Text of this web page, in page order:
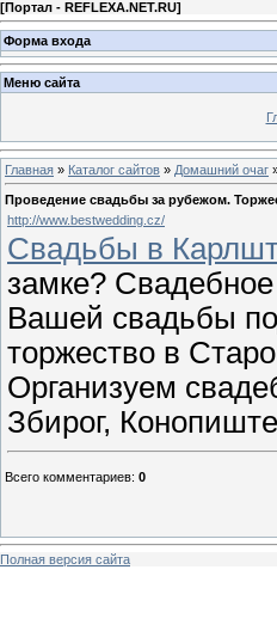
[Портал - REFLEXA.NET.RU]
Форма входа
Меню сайта
Главная » Каталог сайтов » Домашний очаг
Проведение свадьбы за рубежом.
http://www.bestwedding.cz/
Свадьбы в
замке? Свадебное
Вашей свадьбы
торжество в
Организуем
Збирог,
Всего комментариев: 0
Полная версия сайта